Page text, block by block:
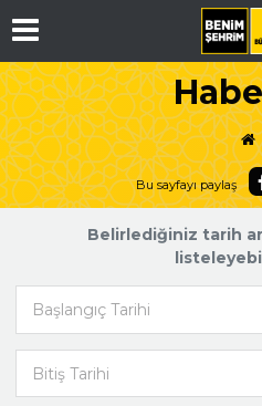
Bu sayfayı paylaş
Belirlediğiniz tarih